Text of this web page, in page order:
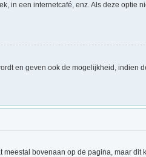
in een internetcafé, enz. Als deze optie
en geven ook de mogelijkheid, indien
meestal bovenaan op de pagina, maar dit